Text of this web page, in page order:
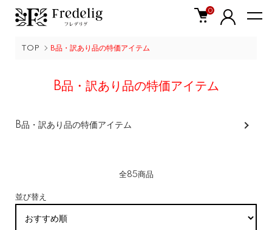
0
TOP B品・訳あり品の特価アイテム
B品・訳あり品の特価アイテム
カテゴリー一覧
B品・訳あり品の特価アイテム
全85商品
並び替え